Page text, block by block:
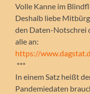
Volle Kanne im
Deshalb liebe
den Daten-Notschrei
alle an:
https://
***
In einem Satz heißt
Pandemiedaten